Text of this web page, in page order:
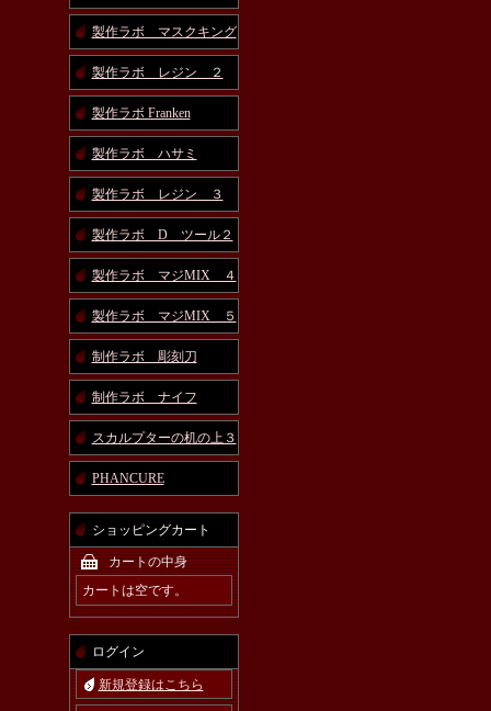
製作ラボ マスクキング
製作ラボ レジン ２
製作ラボ Franken
製作ラボ ハサミ
製作ラボ レジン ３
製作ラボ D ツール２
製作ラボ マジMIX ４
製作ラボ マジMIX ５
制作ラボ 彫刻刀
制作ラボ ナイフ
スカルプターの机の上３
PHANCURE
ショッピングカート
カートの中身
カートは空です。
ログイン
新規登録はこちら